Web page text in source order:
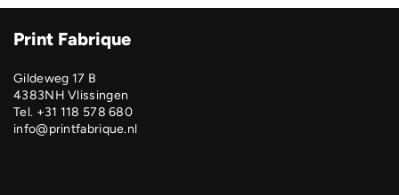
Print Fabrique
Gildeweg 17 B
4383NH Vlissingen
Tel. +31 118 578 680
info@printfabrique.nl